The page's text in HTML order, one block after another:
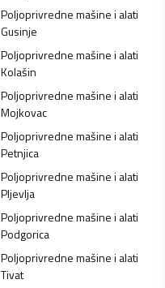
Poljoprivredne mašine i alati
Gusinje
Poljoprivredne mašine i alati
Kolašin
Poljoprivredne mašine i alati
Mojkovac
Poljoprivredne mašine i alati
Petnjica
Poljoprivredne mašine i alati
Pljevlja
Poljoprivredne mašine i alati
Podgorica
Poljoprivredne mašine i alati
Tivat